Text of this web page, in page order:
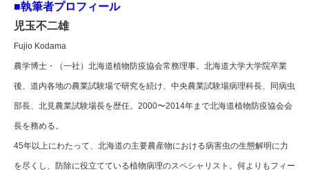
■執筆者プロフィール
児玉不二雄
Fujio Kodama
農学博士・（一社）北海道植物防疫協会常務理事。北海道大学大学院卒業
後、道内各地の農業試験場で研究を続け、中央農業試験場病理科長、同病虫
部長、北見農業試験場長を歴任。2000〜2014年まで北海道植物防疫協会会
長を務める。
45年以上にわたって、北海道の主要農産物における病害虫の生態解明に力
を尽くし、防除に役立てている植物病理のスペシャリスト。何よりもフィー